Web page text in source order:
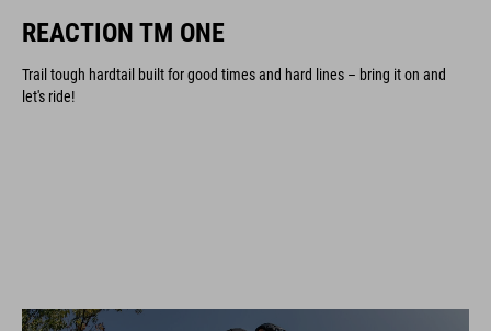
REACTION TM ONE
Trail tough hardtail built for good times and hard lines – bring it on and
let's ride!